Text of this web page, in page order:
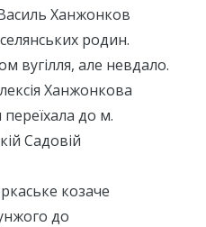
Ханжонков
родин.
вугілля, але невдало.
Ханжонкова
переїхала до м.
Садовій
козаче
до